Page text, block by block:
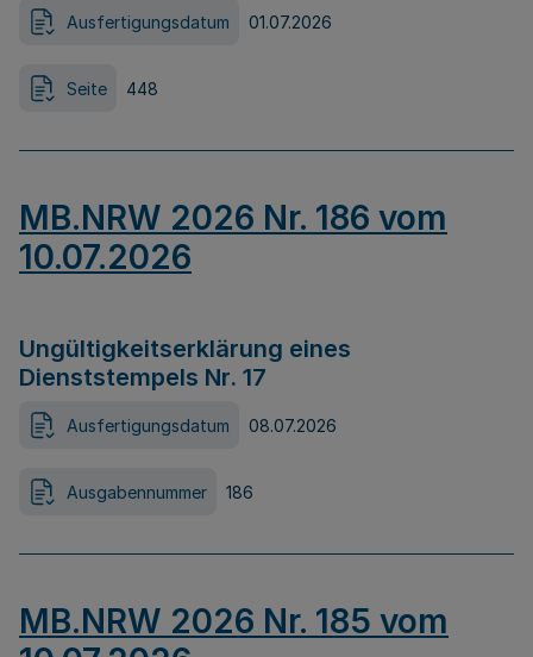
Ausfertigungsdatum 01.07.2026
Seite 448
MB.NRW 2026 Nr. 186 vom
10.07.2026
Ungültigkeitserklärung eines
Dienststempels Nr. 17
Ausfertigungsdatum 08.07.2026
Ausgabennummer 186
MB.NRW 2026 Nr. 185 vom